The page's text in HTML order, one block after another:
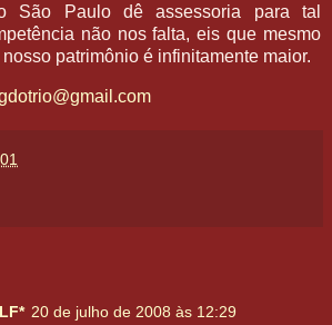
São Paulo dê assessoria para tal
não nos falta, eis que mesmo
patrimônio é infinitamente maior.
20 de julho de 2008 às 12:29